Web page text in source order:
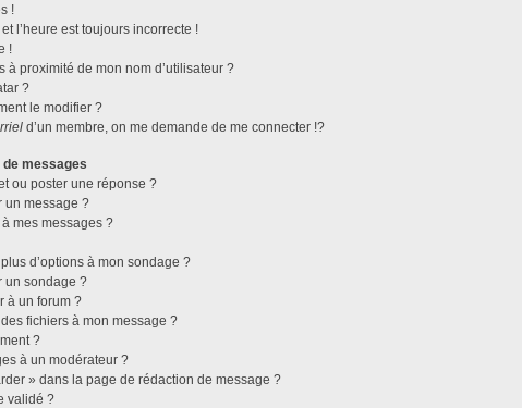
!
l’heure est toujours incorrecte !
!
à proximité de mon nom d’utilisateur ?
?
le modifier ?
d’un membre, on me demande de me connecter !?
messages
ou poster une réponse ?
un message ?
mes messages ?
d’options à mon sondage ?
un sondage ?
à un forum ?
fichiers à mon message ?
?
à un modérateur ?
» dans la page de rédaction de message ?
validé ?